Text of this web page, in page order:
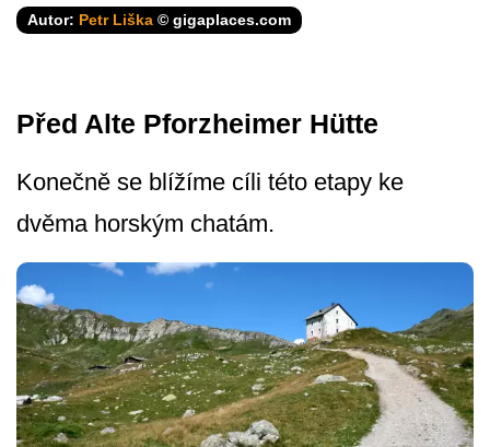
Autor: Petr Liška © gigaplaces.com
Před Alte Pforzheimer Hütte
Konečně se blížíme cíli této etapy ke
dvěma horským chatám.